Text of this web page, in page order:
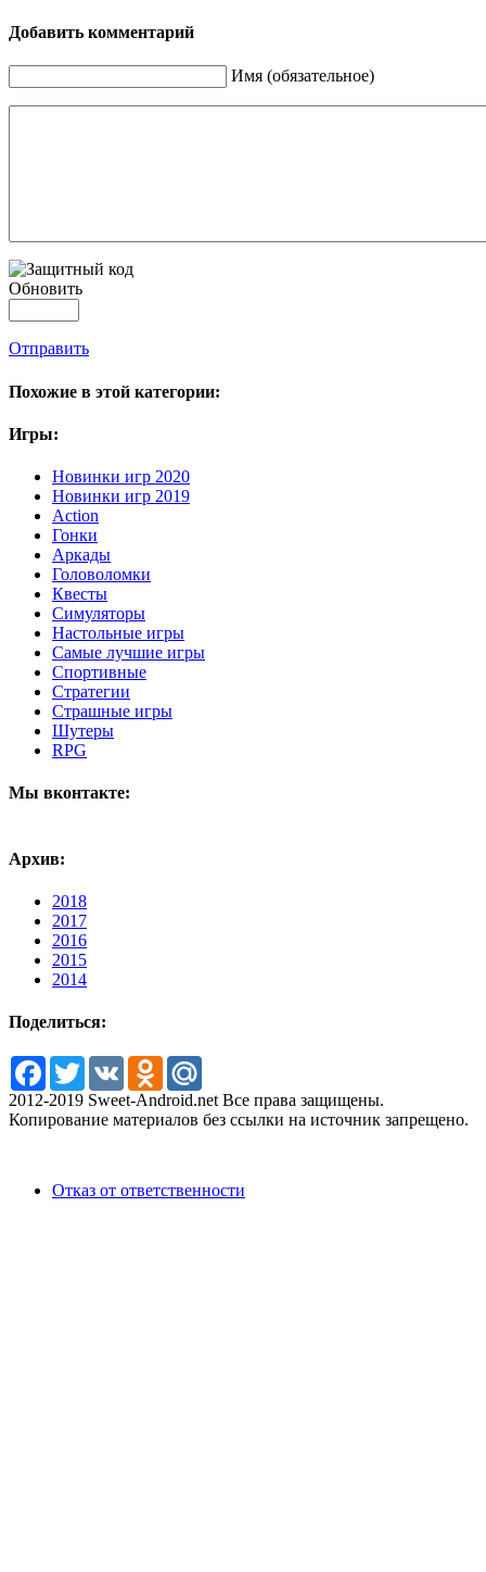
Добавить комментарий
Имя (обязательное)
Обновить
Отправить
Похожие в этой категории:
Игры:
Новинки игр 2020
Новинки игр 2019
Action
Гонки
Аркады
Головоломки
Квесты
Симуляторы
Настольные игры
Самые лучшие игры
Спортивные
Стратегии
Страшные игры
Шутеры
RPG
Мы вконтакте:
Архив:
2018
2017
2016
2015
2014
Поделиться:
Facebook
TwitterVK Odnoklassniki
2012-2019 Sweet-Android.net Все права защищены.
Копирование материалов без ссылки на источник запрещено.
Отказ от ответственности